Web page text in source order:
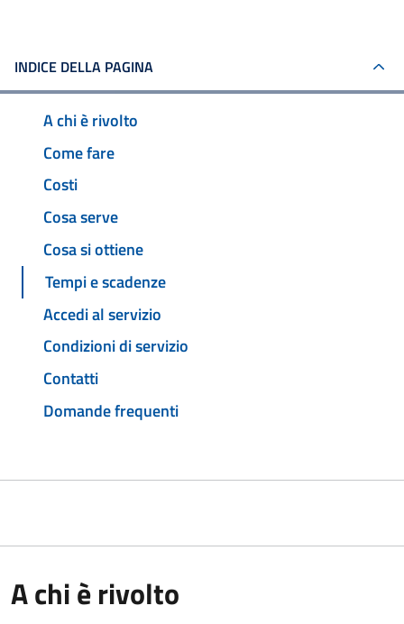
INDICE DELLA PAGINA
A chi è rivolto
Come fare
Costi
Cosa serve
Cosa si ottiene
Tempi e scadenze
Accedi al servizio
Condizioni di servizio
Contatti
Domande frequenti
A chi è rivolto